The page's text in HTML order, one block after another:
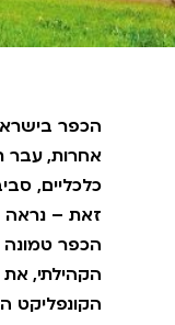
הכפר
אחרות, עבר
כלכליים,
זאת – נראה
הכפר טמונה
הקהילתי,
הקונפליקט